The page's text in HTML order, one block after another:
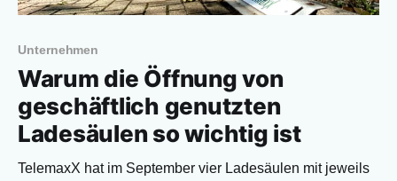
Unternehmen
Warum die Öffnung von
geschäftlich genutzten
Ladesäulen so wichtig ist
TelemaxX hat im September vier Ladesäulen mit jeweils